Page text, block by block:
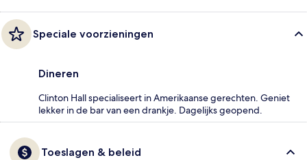
Speciale voorzieningen
Dineren
Clinton Hall specialiseert in Amerikaanse gerechten. Geniet
lekker in de bar van een drankje. Dagelijks geopend.
Toeslagen & beleid